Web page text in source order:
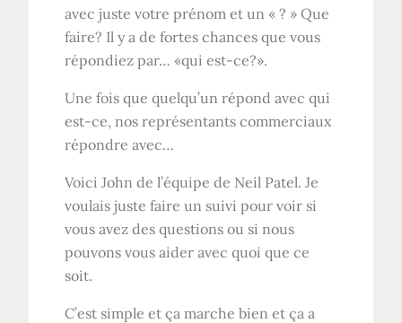
avec juste votre prénom et un « ? » Que
faire? Il y a de fortes chances que vous
répondiez par… «qui est-ce?».
Une fois que quelqu’un répond avec qui
est-ce, nos représentants commerciaux
répondre avec…
Voici John de l’équipe de Neil Patel. Je
voulais juste faire un suivi pour voir si
vous avez des questions ou si nous
pouvons vous aider avec quoi que ce
soit.
C’est simple et ça marche bien et ça a